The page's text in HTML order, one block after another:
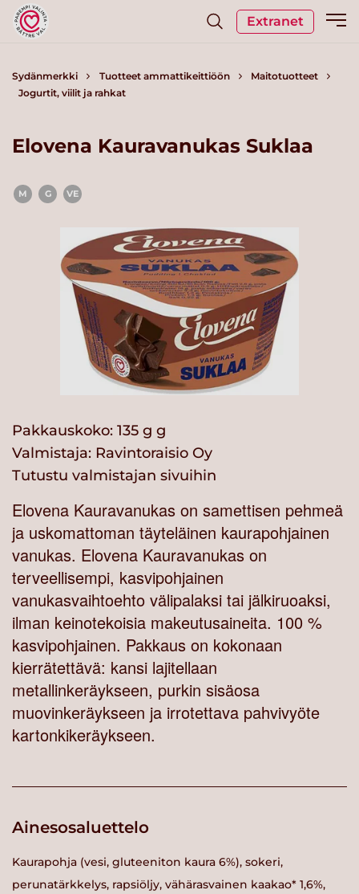
Extranet
Sydänmerkki Tuotteet ammattikeittiöön
Maitotuotteet
Jogurtit, viilit ja rahkat
Elovena Kauravanukas Suklaa
M G VE
Pakkauskoko: 135 g g
Valmistaja: Ravintoraisio Oy
Tutustu valmistajan sivuihin
Elovena Kauravanukas on samettisen pehmeä
ja uskomattoman täyteläinen kaurapohjainen
vanukas. Elovena Kauravanukas on
terveellisempi, kasvipohjainen
vanukasvaihtoehto välipalaksi tai jälkiruoaksi,
ilman keinotekoisia makeutusaineita. 100 %
kasvipohjainen. Pakkaus on kokonaan
kierrätettävä: kansi lajitellaan
metallinkeräykseen, purkin sisäosa
muovinkeräykseen ja irrotettava pahvivyöte
kartonkikeräykseen.
Ainesosaluettelo
Kaurapohja (vesi, gluteeniton kaura 6%), sokeri,
perunatärkkelys, rapsiöljy, vähärasvainen kaakao* 1,6%,